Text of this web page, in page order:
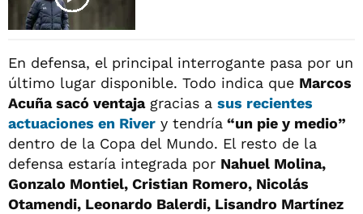
En defensa, el principal interrogante pasa por un
último lugar disponible. Todo indica que Marcos
Acuña sacó ventajagracias a sus recientes
actuaciones en River y tendría “un pie y medio”
dentro de la Copa del Mundo. El resto de la
defensa estaría integrada por Nahuel Molina,
Gonzalo Montiel, Cristian Romero, Nicolás
Otamendi, Leonardo Balerdi, Lisandro Martínez